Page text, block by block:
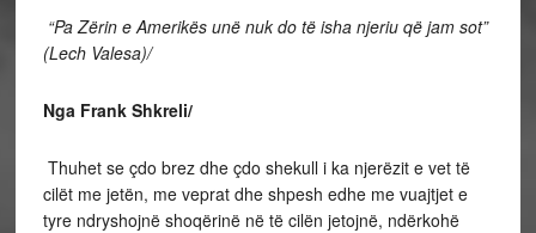
“Pa Zërin e Amerikës unë nuk do të isha njeriu që jam sot”
(Lech Valesa)/
Nga Frank Shkreli/
Thuhet se çdo brez dhe çdo shekull i ka njerëzit e vet të
cilët me jetën, me veprat dhe shpesh edhe me vuajtjet e
tyre ndryshojnë shoqërinë në të cilën jetojnë, ndërkohë